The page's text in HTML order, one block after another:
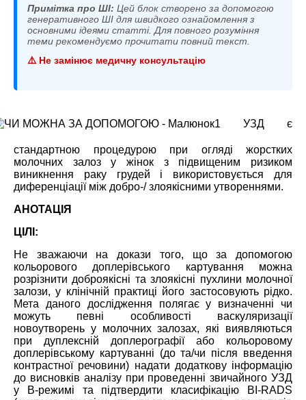
Примітка про ШІ: Цей блок створено за допомогою
генеративного ШІ для швидкого ознайомлення з
основними ідеями статті. Для повного розуміння
теми рекомендуємо прочитати повний текст.
⚠️ Не замінює медичну консультацію
УЗД є
стандартною процедурою при огляді жорстких
молочних залоз у жінок з підвищеним ризиком
виникнення раку грудей і використовується для
диференціації між добро-/ злоякісними утвореннями.
АНОТАЦІЯ
ЦІЛІ:
Не зважаючи на докази того, що за допомогою
кольорового доплерівського картування можна
розрізнити доброякісні та злоякісні пухлини молочної
залози, у клінічній практиці його застосовують рідко.
Мета даного дослідження полягає у визначенні чи
можуть певні особливості васкуляризації
новоутворень у молочних залозах, які виявляються
при дуплексній доплерографії або кольоровому
доплерівському картуванні (до та/чи після введення
контрастної речовини) надати додаткову інформацію
до висновків аналізу при проведенні звичайного УЗД
у В-режимі та підтвердити класифікацію BI-RADS